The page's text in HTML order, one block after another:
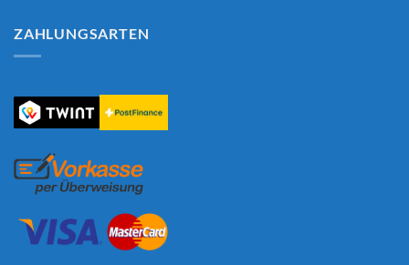
ZAHLUNGSARTEN